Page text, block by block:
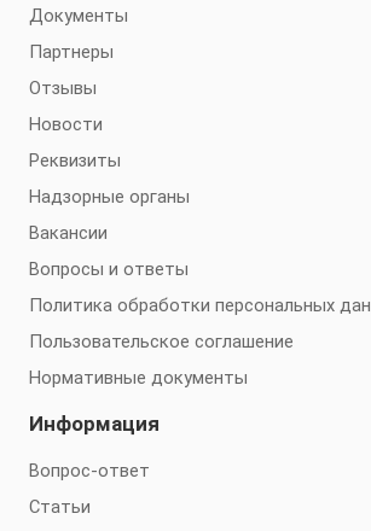
Документы
Партнеры
Отзывы
Новости
Реквизиты
Надзорные органы
Вакансии
Вопросы и ответы
Политика обработки персональных
Пользовательское соглашение
Нормативные документы
Информация
Вопрос-ответ
Статьи